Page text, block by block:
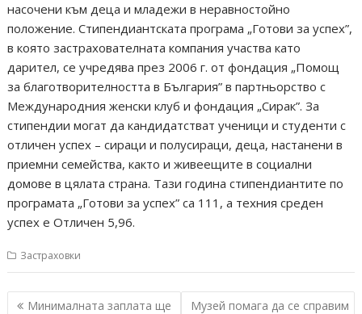
насочени към деца и младежи в неравностойно
положение. Стипендиантската програма „Готови за успех”,
в която застрахователната компания участва като
дарител, се учредява през 2006 г. от фондация „Помощ
за благотворителността в България” в партньорство с
Международния женски клуб и фондация „Сирак”. За
стипендии могат да кандидатстват ученици и студенти с
отличен успех – сираци и полусираци, деца, настанени в
приемни семейства, както и живеещите в социални
домове в цялата страна. Тази година стипендиантите по
програмата „Готови за успех” са 111, а техния среден
успех е Отличен 5,96.
Застраховки
Навигация
Минималната заплата ще
Музей помага да се справим